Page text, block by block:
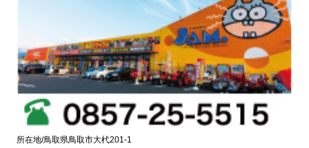
所在地/鳥取県鳥取市大杙201-1